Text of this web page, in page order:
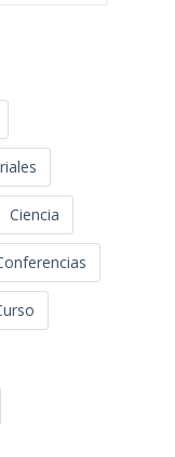
Ciencia